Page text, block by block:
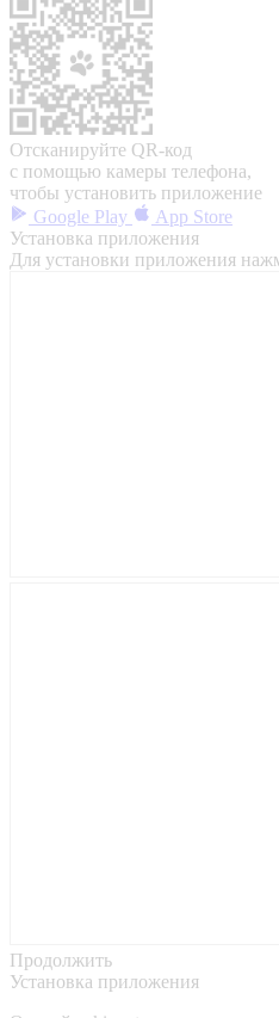
Отсканируйте QR-код
с помощью камеры телефона,
чтобы установить приложение
Google Play
App Store
Установка приложения
Для установки приложения
Продолжить
Установка приложения